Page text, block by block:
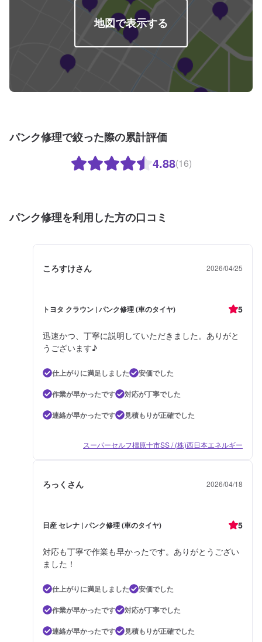
地図で表示する
パンク修理で絞った際の累計評価
4.88(16)
パンク修理を利用した方の口コミ
ころすけさん 2026/04/25
トヨタ クラウン | パンク修理 (車のタイヤ) 5
迅速かつ、丁寧に説明していただきました。ありがと
うございます♪
仕上がりに満足しました
安価でした
作業が早かったです
対応が丁寧でした
連絡が早かったです
見積もりが正確でした
スーパーセルフ橿原十市SS / (株)西日本エネルギー
ろっくさん 2026/04/18
日産 セレナ | パンク修理 (車のタイヤ) 5
対応も丁寧で作業も早かったです。ありがとうござい
ました！
仕上がりに満足しました
安価でした
作業が早かったです
対応が丁寧でした
連絡が早かったです
見積もりが正確でした